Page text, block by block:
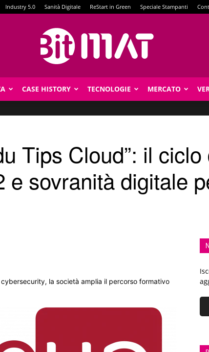
Industry 5.0 Sanità Digitale ReStart in Green Speciale Stampanti
CASE HISTORY TECNOLOGIE MERCATO
Tips Cloud”: il
e sovranità digitale
la società amplia il percorso formativo